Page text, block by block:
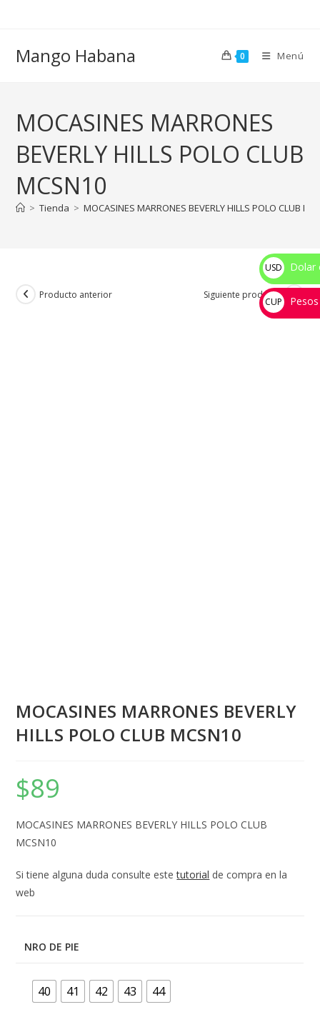
Mango Habana 0 Menú
MOCASINES MARRONES
BEVERLY HILLS POLO CLUB
MCSN10
> Tienda > MOCASINES MARRONES BEVERLY HILLS POLO CLUB
Producto anterior Siguiente producto
MOCASINES MARRONES BEVERLY
HILLS POLO CLUB MCSN10
$89
MOCASINES MARRONES BEVERLY HILLS POLO CLUB
MCSN10
Si tiene alguna duda consulte estetutorial de compra en la
web
NRO DE PIE
40 41 42 43 44
USD
$
Dolar
CUP
💰
Pesos